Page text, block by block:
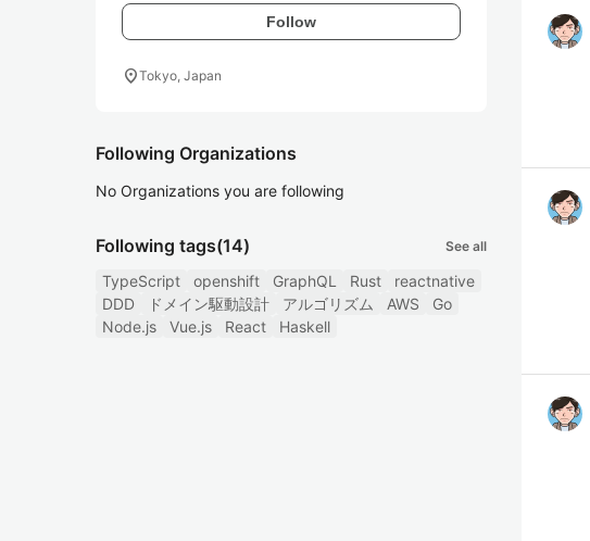
Follow
location_onTokyo, Japan
Following Organizations
No Organizations you are following
Following tags(14) See all
TypeScript openshift GraphQL Rust
reactnative
DDD
ドメイン駆動設計 アルゴリズム AWS
Go
Node.js
Vue.js React Haskell